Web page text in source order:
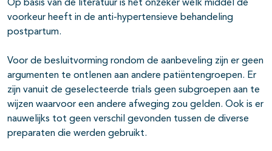
Op basis van de literatuur is het onzeker welk middel de
voorkeur heeft in de anti-hypertensieve behandeling
postpartum.
Voor de besluitvorming rondom de aanbeveling zijn er geen
argumenten te ontlenen aan andere patiëntengroepen. Er
zijn vanuit de geselecteerde trials geen subgroepen aan te
wijzen waarvoor een andere afweging zou gelden. Ook is er
nauwelijks tot geen verschil gevonden tussen de diverse
preparaten die werden gebruikt.